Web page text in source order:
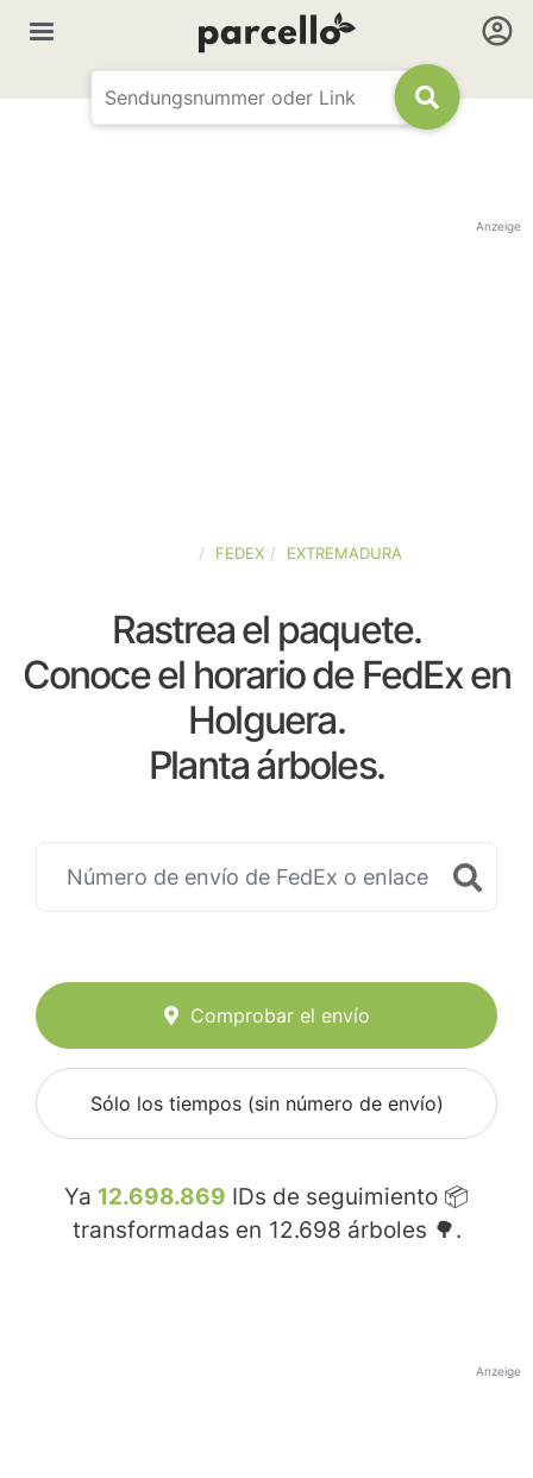
Anzeige
FEDEX EXTREMADURA
Rastrea el paquete.
Conoce el horario de FedEx en
Holguera.
Planta árboles.
Comprobar el envío
Sólo los tiempos (sin número de envío)
Ya 12.698.869 IDs de seguimiento 📦
transformadas en 12.698 árboles 🌳.
Anzeige